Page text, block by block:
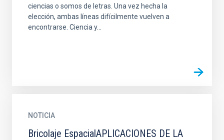
ciencias o somos de letras. Una vez hecha la
elección, ambas líneas difícilmente vuelven a
encontrarse. Ciencia y...
NOTICIA
Bricolaje EspacialAPLICACIONES DE LA